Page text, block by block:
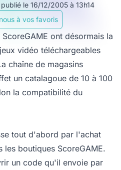
le 16/12/2005 à 13h14
à vos favoris
ont désormais la
vidéo téléchargeables
chaîne de magasins
un catalagoue de 10 à 100
la compatibilité du
tout d'abord par l'achat
boutiques ScoreGAME.
un code qu'il envoie par